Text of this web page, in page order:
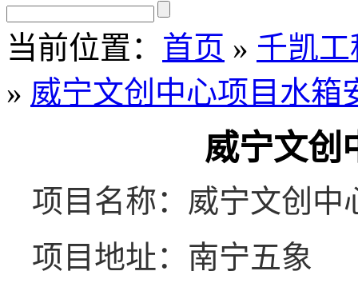
当前位置： 首页 » 千凯
» 威宁文创中心项目水箱
威宁文创
项目名称：威宁文创中
项目地址：南宁五象